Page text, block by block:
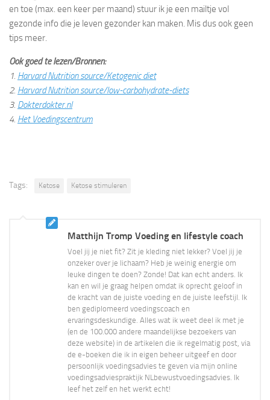
en toe (max. een keer per maand) stuur ik je een mailtje vol
gezonde info die je leven gezonder kan maken. Mis dus ook geen
tips meer.
Ook goed te lezen/Bronnen:
1. Harvard Nutrition source/Ketogenic diet
2. Harvard Nutrition source/low-carbohydrate-diets
3. Dokterdokter.nl
4. Het Voedingscentrum
Tags: Ketose Ketose stimuleren
Matthijn Tromp Voeding en lifestyle coach
Voel jij je niet fit? Zit je kleding niet lekker? Voel jij je
onzeker over je lichaam? Heb je weinig energie om
leuke dingen te doen? Zonde! Dat kan echt anders. Ik
kan en wil je graag helpen omdat ik oprecht geloof in
de kracht van de juiste voeding en de juiste leefstijl. Ik
ben gediplomeerd voedingscoach en
ervaringsdeskundige. Alles wat ik weet deel ik met je
(en de 100.000 andere maandelijkse bezoekers van
deze website) in de artikelen die ik regelmatig post, via
de e-boeken die ik in eigen beheer uitgeef en door
persoonlijk voedingsadvies te geven via mijn online
voedingsadviespraktijk NLbewustvoedingsadvies. Ik
leef het zelf en het werkt echt!